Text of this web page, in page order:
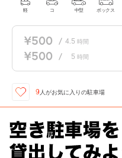
軽 コ 中型 ボックス
¥500 / 4.5 時間
¥500 / 5 時間
9 人がお気に入りの駐車場